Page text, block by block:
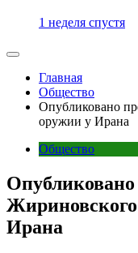
1 неделя спустя
Главная
Общество
Опубликовано
оружии у Ирана
Общество
Опубликовано
Ирана